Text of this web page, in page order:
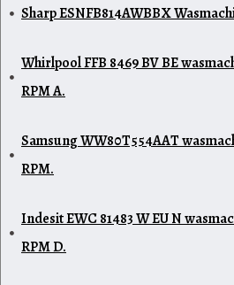
Sharp ESNFB814AWBBX
Whirlpool FFB 8469 BV BE
RPM A.
Samsung WW80T554AAT
RPM.
Indesit EWC 81483 W EU N
RPM D.